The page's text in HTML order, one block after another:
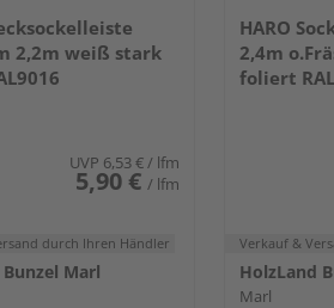
2,2m weiß stark
UVP 6,53 € / lfm
5,90 € / lfm
durch Ihren Händler
Marl
HARO
2,4m
foliert
Verkauf &
HolzLand
Marl